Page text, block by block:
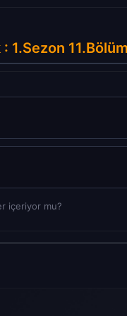
1.Sezon
içeriyor mu?